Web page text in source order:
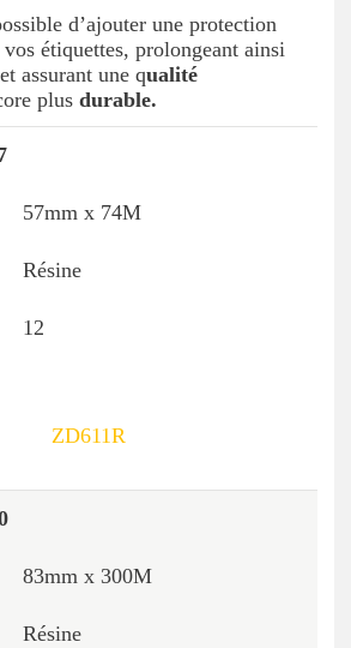
d’ajouter une protection
étiquettes, prolongeant ainsi
assurant une qualité
plus durable.
57mm x 74M
Résine
12
ZD611R
83mm x 300M
Résine